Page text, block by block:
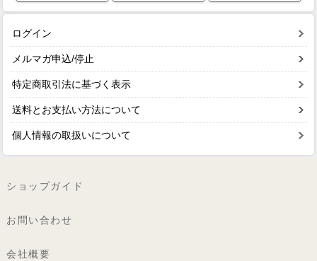
ログイン
メルマガ申込/停止
特定商取引法に基づく表示
送料とお支払い方法について
個人情報の取扱いについて
ショップガイド
お問い合わせ
会社概要